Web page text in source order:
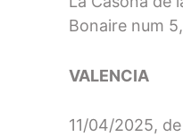
Bonaire num
VALENCIA
11/04/2025,